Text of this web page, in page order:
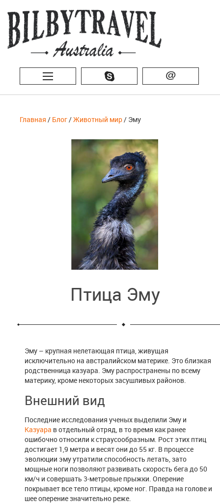
@
Главная / Блог/Животный мир/ Эму
Птица Эму
Эму – крупная нелетающая птица, живущая
исключительно на австралийском материке. Это близкая
родственница казуара. Эму распространены по всему
материку, кроме некоторых засушливых районов.
Внешний вид
Последние исследования ученых выделили Эму и
Казуара в отдельный отряд, в то время как ранее
ошибочно относили к страусообразным. Рост этих птиц
достигает 1,9 метра и весят они до 55 кг. В процессе
эволюции эму утратили способность летать, зато
мощные ноги позволяют развивать скорость бега до 50
км/ч и совершать 3-метровые прыжки. Оперение
покрывает все тело птицы, кроме ног. Правда на голове и
шее оперение значительно реже.